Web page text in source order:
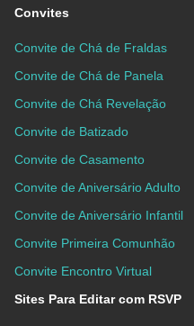
Convites
Convite de Chá de Fraldas
Convite de Chá de Panela
Convite de Chá Revelação
Convite de Batizado
Convite de Casamento
Convite de Aniversário Adulto
Convite de Aniversário Infantil
Convite Primeira Comunhão
Convite Encontro Virtual
Sites Para Editar com RSVP